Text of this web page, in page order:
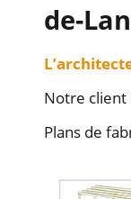
RÉFÉRENCES
de-
Notre client
Plans de